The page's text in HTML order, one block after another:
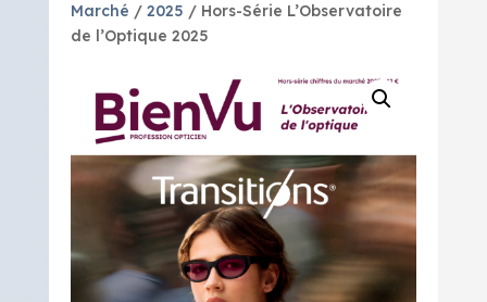
Marché / 2025 / Hors-Série L’Observatoire
de l’Optique 2025